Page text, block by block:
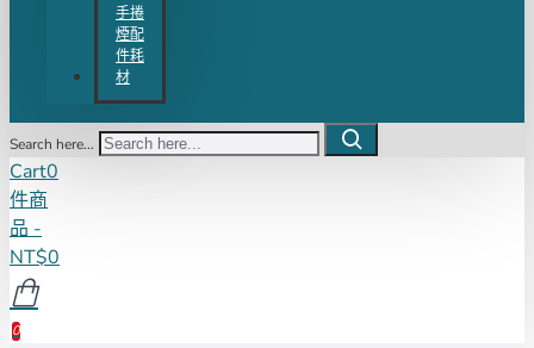
手捲
煙配
件耗
材
Search here...
Cart0
件商
品 -
NT$0
0